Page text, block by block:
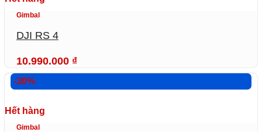
Gimbal
DJI RS 4
10.990.000 ₫
-30%
Hết hàng
Gimbal